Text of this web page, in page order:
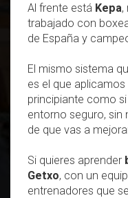
Al frente está Kepa,
trabajado con
de España y
El mismo sistema
es el que
principiante como
entorno seguro,
de que vas a
Si quieres aprender
Getxo, con un
entrenadores que